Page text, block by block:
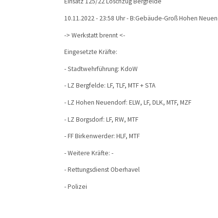
10.11.2022 - 23:58 Uhr - B:Gebäude-Groß Hohen
-> Werkstatt brennt <-
Eingesetzte Kräfte:
- Stadtwehrführung: KdoW
- LZ Bergfelde: LF, TLF, MTF + STA
- LZ Hohen Neuendorf: ELW, LF, DLK, MTF, MZF
- LZ Borgsdorf: LF, RW, MTF
- FF Birkenwerder: HLF, MTF
- Weitere Kräfte: -
- Rettungsdienst Oberhavel
- Polizei